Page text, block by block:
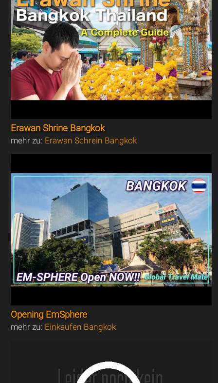
Erawan Shrine Bangkok
mehr zu: Erawan Schrein Bangkok
Opening EmSphere
mehr zu: Einkaufen Bangkok